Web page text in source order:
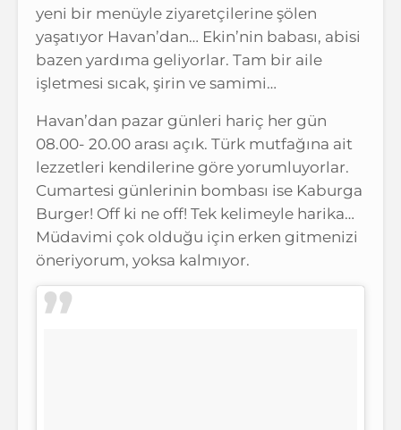
yeni bir menüyle ziyaretçilerine şölen
yaşatıyor Havan’dan… Ekin’nin babası, abisi
bazen yardıma geliyorlar. Tam bir aile
işletmesi sıcak, şirin ve samimi…
Havan’dan pazar günleri hariç her gün
08.00- 20.00 arası açık. Türk mutfağına ait
lezzetleri kendilerine göre yorumluyorlar.
Cumartesi günlerinin bombası ise Kaburga
Burger! Off ki ne off! Tek kelimeyle harika…
Müdavimi çok olduğu için erken gitmenizi
öneriyorum, yoksa kalmıyor.